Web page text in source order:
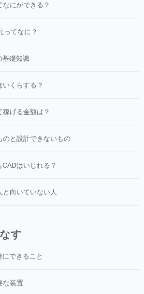
にができる？
ってなに？
基礎知識
いくらする？
げる金額は？
のと設計できないもの
CADはいじれる？
向いていない人
す
できること
な装置